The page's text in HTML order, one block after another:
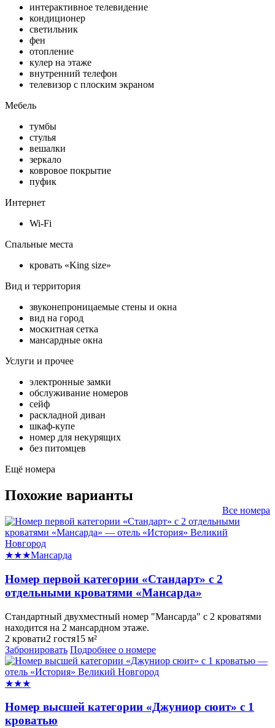
интерактивное телевидение
кондиционер
светильник
фен
отопление
кулер на этаже
внутренний телефон
телевизор с плоским экраном
Мебель
тумбы
стулья
вешалки
зеркало
ковровое покрытие
пуфик
Интернет
Wi-Fi
Спальные места
кровать «King size»
Вид и территория
звуконепроницаемые стены и окна
вид на город
москитная сетка
мансардные окна
Услуги и прочее
электронные замки
обслуживание номеров
сейф
раскладной диван
шкаф-купе
номер для некурящих
без питомцев
Ещё номера
Похожие варианты
Все номера
★★★Мансарда
Номер первой категории «Стандарт» с 2
отдельными кроватями «Мансарда»
Стандартный двухместный номер "Мансарда" с 2 кроватями
находится на 2 мансардном этаже.
2 кровати2 гостя15 м²
Забронировать Подробнее о номере
★★★
Номер высшей категории «Джуниор сюит» с 1
кроватью